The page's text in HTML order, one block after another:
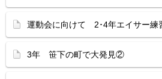
運動会に向けて 2･4年エイサー練
3年 笹下の町で大発見②